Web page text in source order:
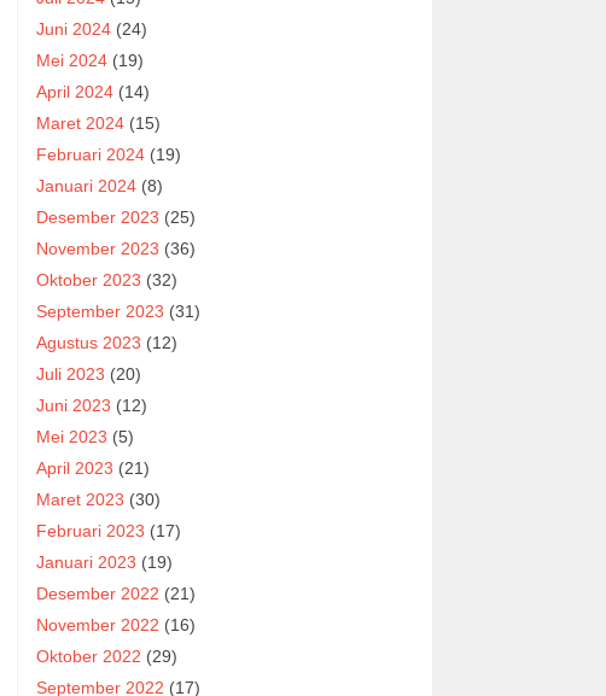
Juni 2024 (24)
Mei 2024 (19)
April 2024 (14)
Maret 2024 (15)
Februari 2024 (19)
Januari 2024 (8)
Desember 2023 (25)
November 2023 (36)
Oktober 2023 (32)
September 2023 (31)
Agustus 2023 (12)
Juli 2023 (20)
Juni 2023 (12)
Mei 2023 (5)
April 2023 (21)
Maret 2023 (30)
Februari 2023 (17)
Januari 2023 (19)
Desember 2022 (21)
November 2022 (16)
Oktober 2022 (29)
September 2022 (17)